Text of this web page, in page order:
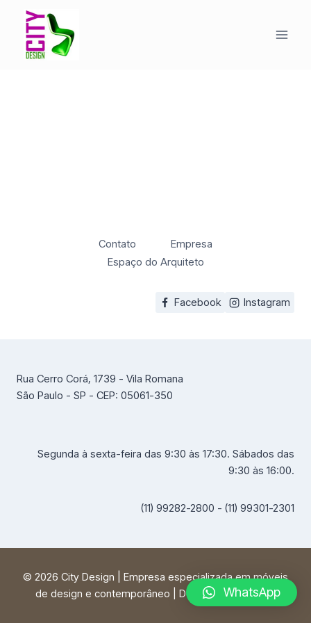
Conteúdo
Contato
Empresa
Espaço do Arquiteto
Facebook Instagram
Rua Cerro Corá, 1739 - Vila Romana
São Paulo - SP - CEP: 05061-350
Segunda à sexta-feira das 9:30 às 17:30. Sábados das
9:30 às 16:00.
(11) 99282-2800 - (11) 99301-2301
© 2026 City Design | Empresa especializada em móveis
de design e contemporâneo | Desenvolvido porFF
WhatsApp